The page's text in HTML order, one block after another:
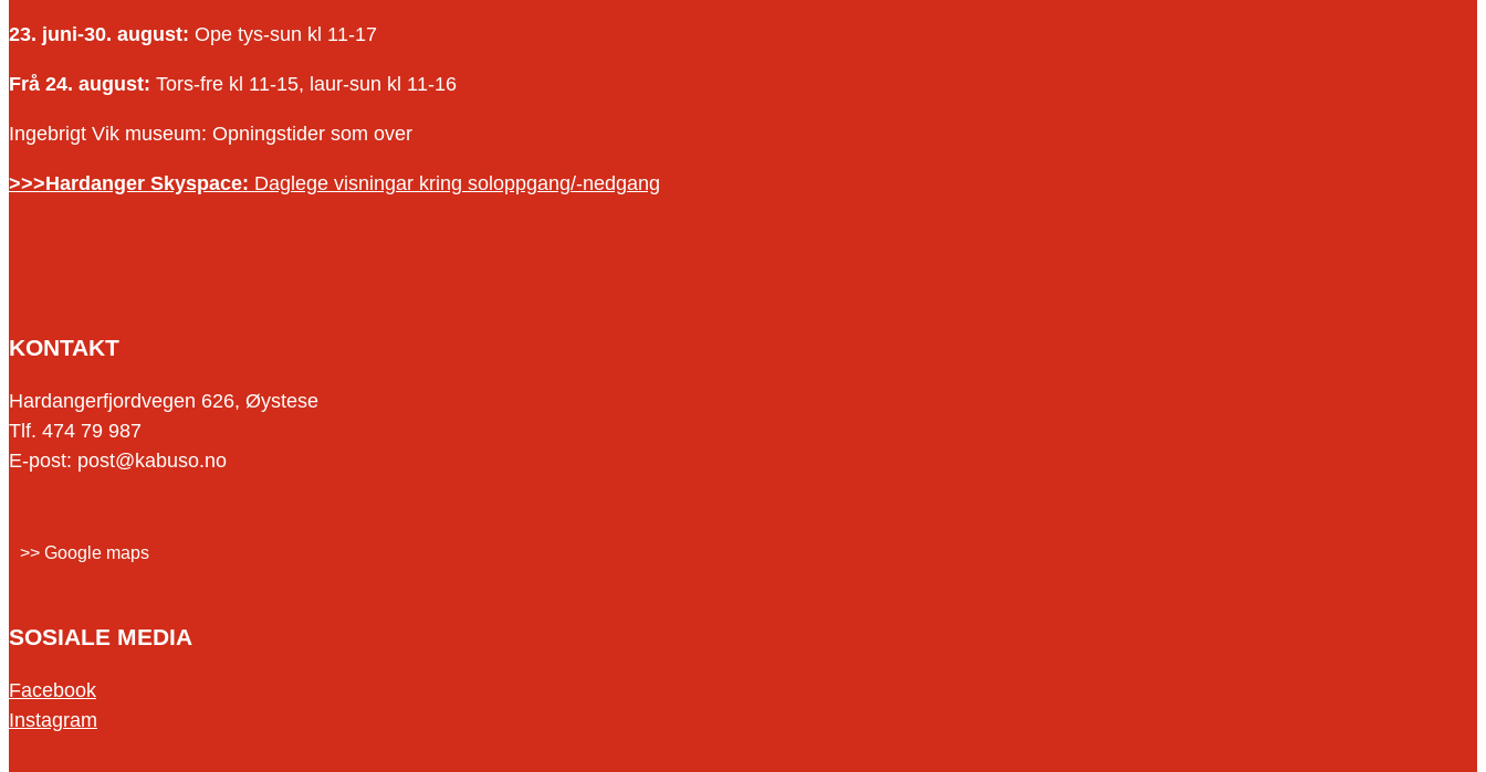
23. juni-30. august: Ope tys-sun kl 11-17
Frå 24. august: Tors-fre kl 11-15, laur-sun kl 11-16
Ingebrigt Vik museum: Opningstider som over
>>>Hardanger Skyspace: Daglege visningar kring soloppgang/-nedgang
KONTAKT
Hardangerfjordvegen 626, Øystese
Tlf. 474 79 987
E-post: post@kabuso.no
>> Google maps
SOSIALE MEDIA
Facebook
Instagram